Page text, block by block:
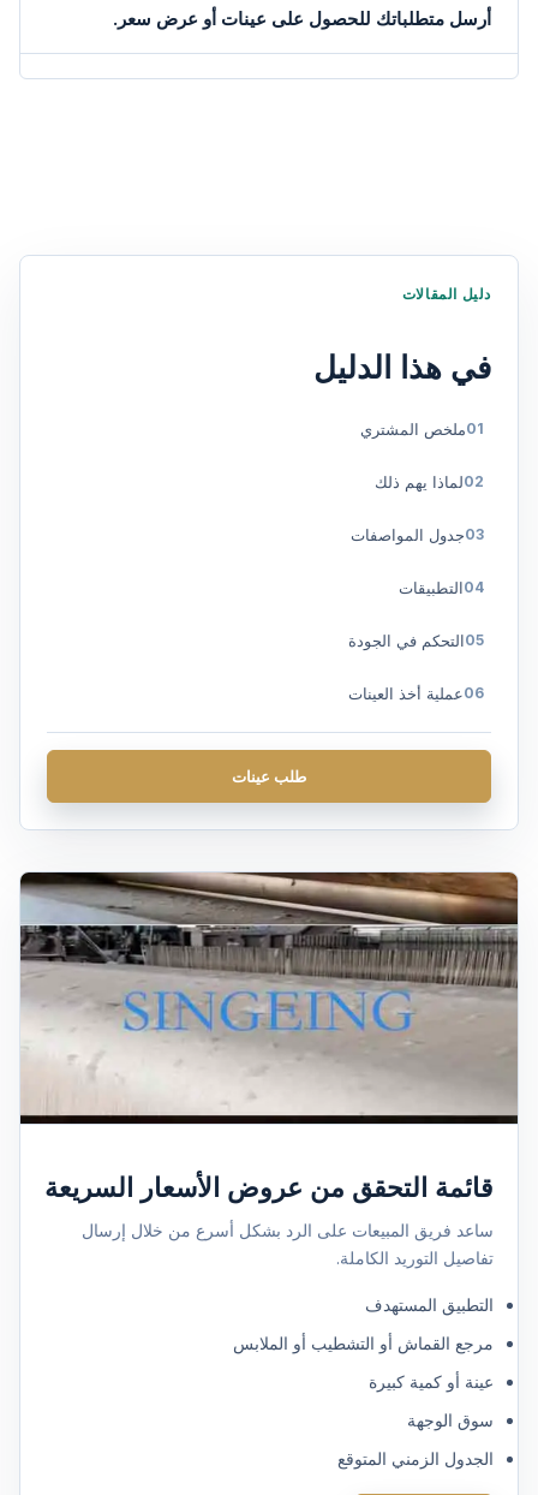
أرسل متطلباتك للحصول على عينات أو عرض سعر.
دليل المقالات
في هذا الدليل
ملخص المشتري
لماذا يهم ذلك
جدول المواصفات
التطبيقات
التحكم في الجودة
عملية أخذ العينات
التعليمات
احصل على عرض أسعار
طلب عينات
قائمة التحقق من عروض الأسعار السريعة
ساعد فريق المبيعات على الرد بشكل أسرع من خلال إرسال
تفاصيل التوريد الكاملة.
التطبيق المستهدف
مرجع القماش أو التشطيب أو الملابس
عينة أو كمية كبيرة
سوق الوجهة
الجدول الزمني المتوقع